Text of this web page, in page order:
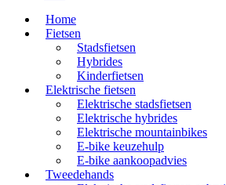
Home
Fietsen
Stadsfietsen
Hybrides
Kinderfietsen
Elektrische fietsen
Elektrische stadsfietsen
Elektrische hybrides
Elektrische mountainbikes
E-bike keuzehulp
E-bike aankoopadvies
Tweedehands